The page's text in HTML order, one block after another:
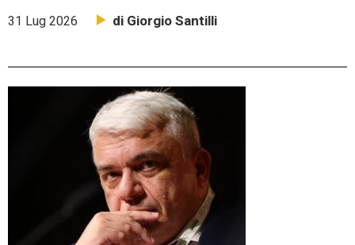
31 Lug 2026 di Giorgio Santilli